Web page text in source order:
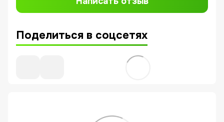
Поделиться в соцсетях